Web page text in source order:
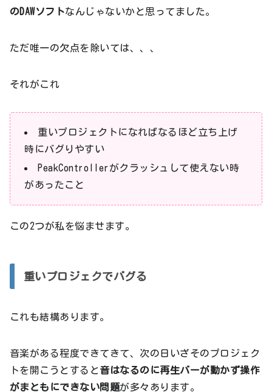
のDAWソフトなんじゃないかと思ってました。
ただ唯一の欠点を除いては、、、
それがこれ
重いプロジェクトになればなるほど立ち上げ
時にバグりやすい
PeakControllerがクラッシュして使えない時
があったこと
この2つが私を悩ませます。
重いプロジェクでバグる
これも結構あります。
音楽がある程度できてきて、次の日いざそのプロジェク
トを開こうとすると音はなるのに再生バーが動かず操作
がまともにできない問題が多々あります。